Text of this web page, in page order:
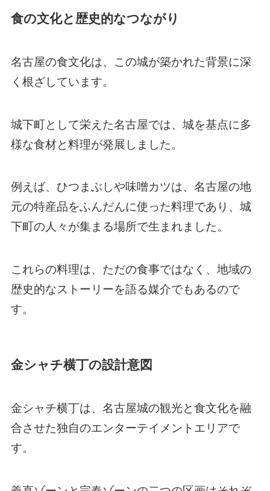
食の文化と歴史的なつながり
名古屋の食文化は、この城が築かれた背景に深
く根ざしています。
城下町として栄えた名古屋では、城を基点に多
様な食材と料理が発展しました。
例えば、ひつまぶしや味噌カツは、名古屋の地
元の特産品をふんだんに使った料理であり、城
下町の人々が集まる場所で生まれました。
これらの料理は、ただの食事ではなく、地域の
歴史的なストーリーを語る媒介でもあるので
す。
金シャチ横丁の設計意図
金シャチ横丁は、名古屋城の観光と食文化を融
合させた独自のエンターテイメントエリアで
す。